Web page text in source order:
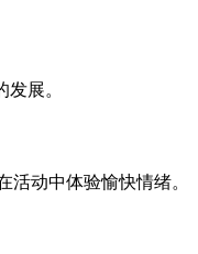
展。
活动中体验愉快情绪。